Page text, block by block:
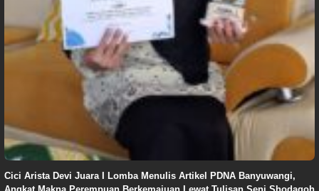
Cici Arista Devi Juara I Lomba Menulis Artikel PDNA Banyuwangi,